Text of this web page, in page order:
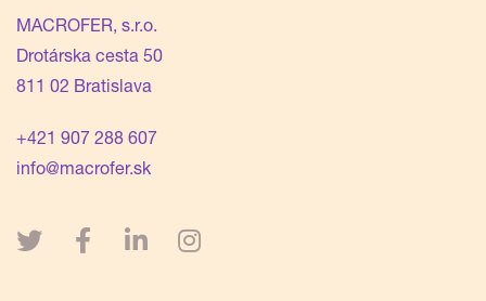
MACROFER, s.r.o.
Drotárska cesta 50
811 02 Bratislava
+421 907 288 607
info@macrofer.sk